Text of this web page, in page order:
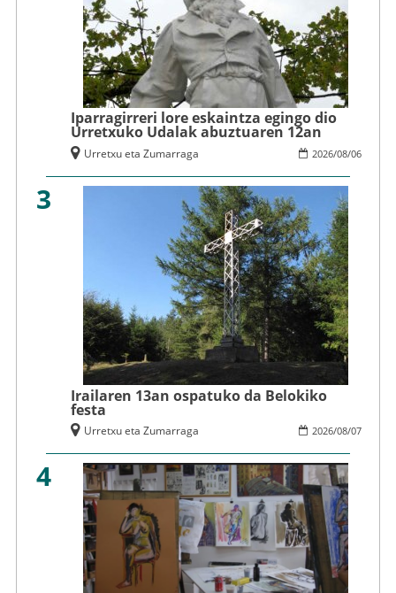
Iparragirreri lore eskaintza egingo dio
Urretxuko Udalak abuztuaren 12an
2026/08/06
Urretxu eta Zumarraga
3
Irailaren 13an ospatuko da Belokiko
festa
2026/08/07
Urretxu eta Zumarraga
4